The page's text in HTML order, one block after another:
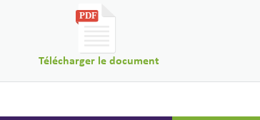
Télécharger le document